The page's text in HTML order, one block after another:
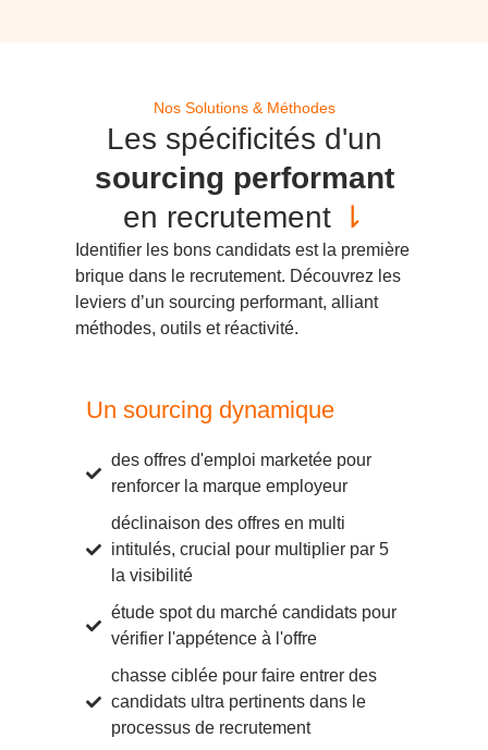
Nos Solutions & Méthodes
Les spécificités d'un
sourcing performant
en recrutement ⇂
Identifier les bons candidats est la première
brique dans le recrutement. Découvrez les
leviers d’un sourcing performant, alliant
méthodes, outils et réactivité.
Un sourcing dynamique
des offres d'emploi marketée pour
renforcer la marque employeur
déclinaison des offres en multi
intitulés, crucial pour multiplier par 5
la visibilité
étude spot du marché candidats pour
vérifier l'appétence à l'offre
chasse ciblée pour faire entrer des
candidats ultra pertinents dans le
processus de recrutement